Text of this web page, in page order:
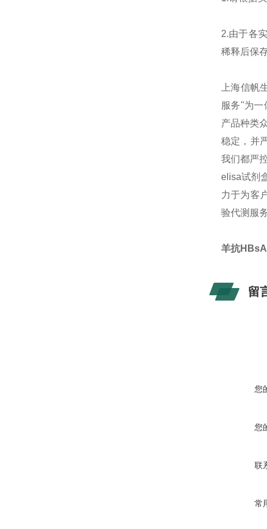
2.由于各
稀释后保
上海信帆
服务"为一
产品种类
稳定，并
我们都严
elisa试剂
力于为客
验代测服
羊抗
留
您
您
联
常